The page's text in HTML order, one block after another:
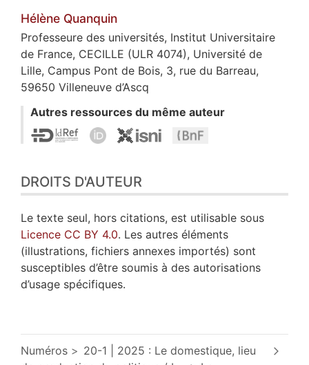
Hélène Quanquin
Professeure des universités, Institut Universitaire
de France, CECILLE (ULR 4074), Université de
Lille, Campus Pont de Bois, 3, rue du Barreau,
59650 Villeneuve d’Ascq
Autres ressources du même auteur
DROITS D'AUTEUR
Le texte seul, hors citations, est utilisable sous
Licence CC BY 4.0. Les autres éléments
(illustrations, fichiers annexes importés) sont
susceptibles d’être soumis à des autorisations
d’usage spécifiques.
Numéros
20-1 | 2025 : Le domestique, lieu